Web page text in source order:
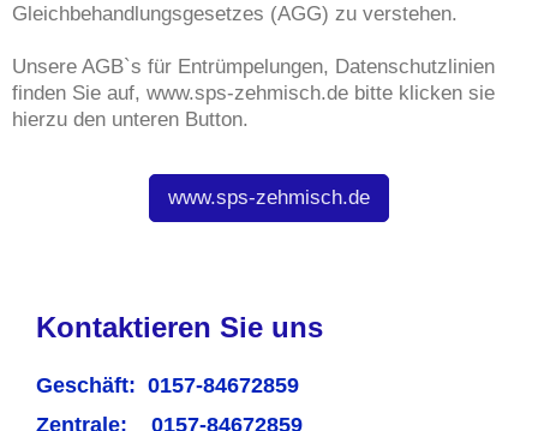
Gleichbehandlungsgesetzes (AGG) zu verstehen.
Unsere AGB`s für Entrümpelungen, Datenschutzlinien
finden Sie auf, www.sps-zehmisch.de bitte klicken sie
hierzu den unteren Button.
www.sps-zehmisch.de
Kontaktieren Sie uns
Geschäft: 0157-84672859
Zentrale: 0157-84672859